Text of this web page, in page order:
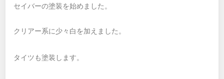
セイバーの塗装を始めました。
クリアー系に少々白を加えました。
タイツも塗装します。